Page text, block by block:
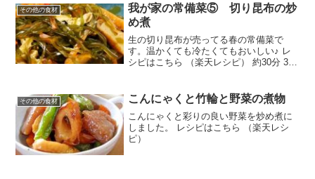
その他の食材
我が家の常備菜⑤ 切り昆布の炒
め煮
生の切り昆布が売ってる春の常備菜で
す。温かくても冷たくてもおいしい♪ レ
シピはこちら （楽天レシピ） 約30分 300
だし汁精酒砂糖みりん醤油みんなのレビ
ュー
その他の食材 こんにゃくと竹輪と野菜の煮物
こんにゃくと彩りの良い野菜を炒め煮に
しました。 レシピはこちら （楽天レシ
ピ）